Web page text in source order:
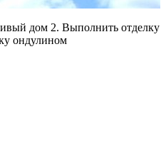
дом 2. Выполнить отделку
ондулином